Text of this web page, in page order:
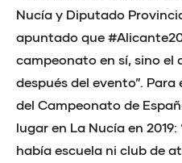
Nucía y Diputado
apuntado que
campeonato en sí, sino el
después del evento”.
del Campeonato de
lugar en La Nucía en
había escuela ni club de